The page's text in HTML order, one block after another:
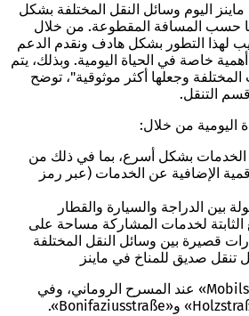
اليوم وسائل النقل المختلفة بشكل
حسب المسافة المقطوعة. من خلال
لهذا التطور بشكل هادف ونقدم الدعم
خاصة في الحياة اليومية. وبذلك، يتم
وجعلها أكثر موثوقية"، توضح
قسم التنقل.
اليومية من خلال:
الخدمات بشكل أسرع، بما في ذلك من
الإضافية عن الخدمات (عبر رمز
بين الدراجة والسيارة والقطار
الثابتة لخدمات المشاركة مساحة على
قصيرة بين وسائل النقل المختلفة
تنقل صديق للمناخ في ماينز
تقع أولى محطات «Mobilstation» عند المسرح الروماني، وفي